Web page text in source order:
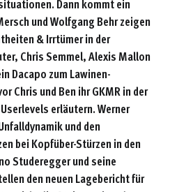
Dann kommt ein
und Wolfgang Behr zeigen
& Irrtümer in der
Chris Semmel, Alexis Mallon
Dacapo zum Lawinen-
Chris und Ben ihr GKMR in der
erläutern. Werner
und den
bei Kopfüber-Stürzen in den
Studeregger und seine
den neuen Lagebericht für